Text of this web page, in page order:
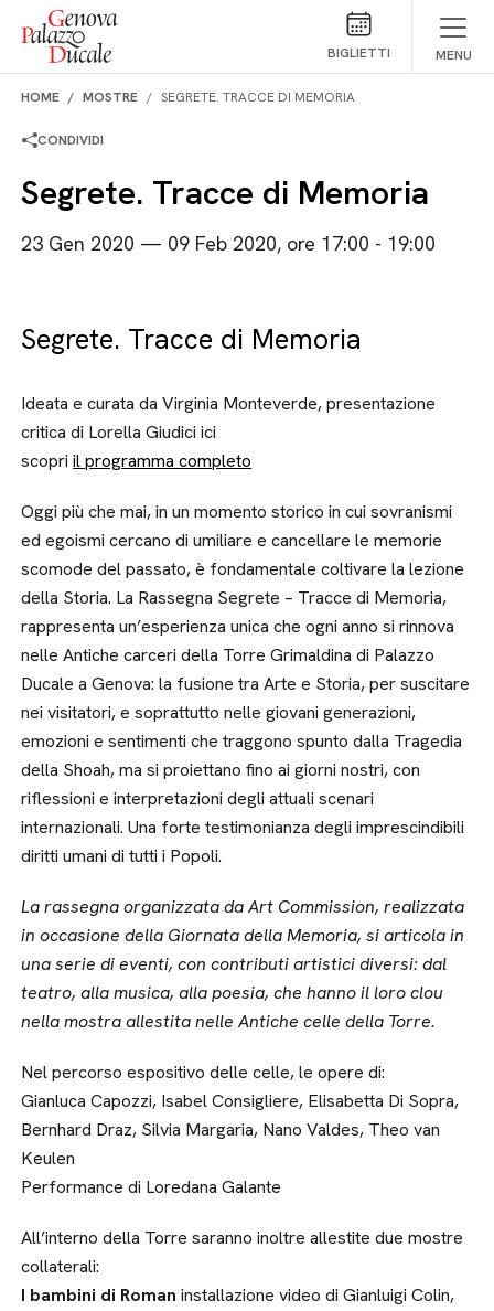
Salta al contenuto
BIGLIETTI MENU
HOME MOSTRE SEGRETE. TRACCE DI MEMORIA
CONDIVIDI
Segrete. Tracce di Memoria
23 Gen 2020 — 09 Feb 2020, ore 17:00 - 19:00
Segrete. Tracce di Memoria
Ideata e curata da Virginia Monteverde, presentazione
critica di Lorella Giudici ici
scopriil programma completo
Oggi più che mai, in un momento storico in cui sovranismi
ed egoismi cercano di umiliare e cancellare le memorie
scomode del passato, è fondamentale coltivare la lezione
della Storia. La Rassegna Segrete – Tracce di Memoria,
rappresenta un’esperienza unica che ogni anno si rinnova
nelle Antiche carceri della Torre Grimaldina di Palazzo
Ducale a Genova: la fusione tra Arte e Storia, per suscitare
nei visitatori, e soprattutto nelle giovani generazioni,
emozioni e sentimenti che traggono spunto dalla Tragedia
della Shoah, ma si proiettano fino ai giorni nostri, con
riflessioni e interpretazioni degli attuali scenari
internazionali. Una forte testimonianza degli imprescindibili
diritti umani di tutti i Popoli.
La rassegna organizzata da Art Commission, realizzata
in occasione della Giornata della Memoria, si articola in
una serie di eventi, con contributi artistici diversi: dal
teatro, alla musica, alla poesia, che hanno il loro clou
nella mostra allestita nelle Antiche celle della Torre.
Nel percorso espositivo delle celle, le opere di:
Gianluca Capozzi, Isabel Consigliere, Elisabetta Di Sopra,
Bernhard Draz, Silvia Margaria, Nano Valdes, Theo van
Keulen
Performance di Loredana Galante
All’interno della Torre saranno inoltre allestite due mostre
collaterali:
I bambini di Roman installazione video di Gianluigi Colin,